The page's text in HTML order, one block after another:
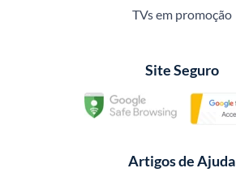
TVs em promoção
Site Seguro
Artigos de Ajuda